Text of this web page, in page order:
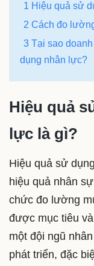
1 Hiệu quả sử
2 Cách đo
3 Tại sao
dụng nhân lực?
Hiệu quả
lực là gì?
Hiệu quả sử
hiệu quả nhân
chức đo lường
được mục tiêu
một đội ngũ
phát triển, đặc